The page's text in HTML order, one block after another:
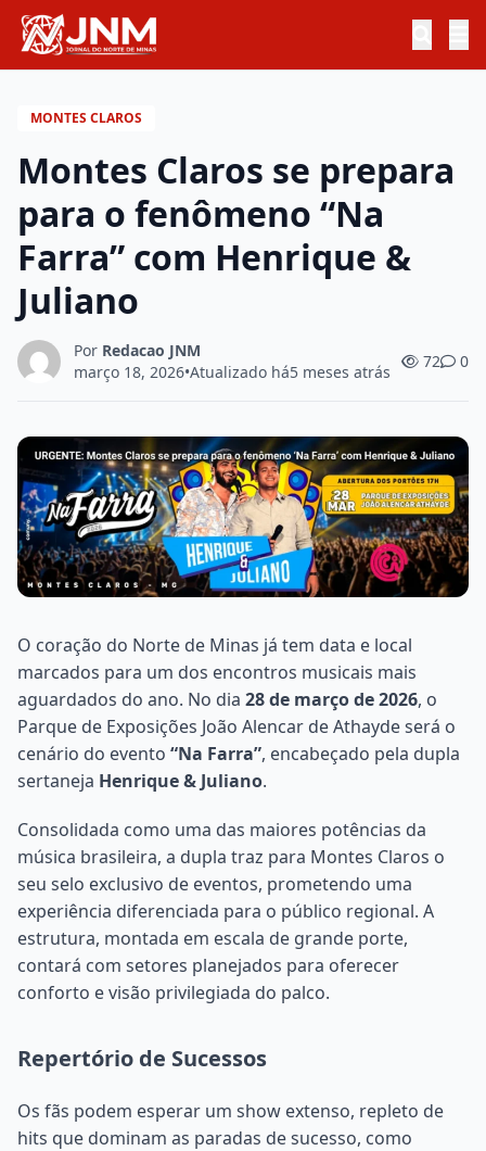
MONTES CLAROS
Montes Claros se prepara
para o fenômeno “Na
Farra” com Henrique &
Juliano
Por Redacao JNM
março 18, 2026•Atualizado há5 meses atrás
72 0
O coração do Norte de Minas já tem data e local
marcados para um dos encontros musicais mais
aguardados do ano. No dia 28 de março de 2026, o
Parque de Exposições João Alencar de Athayde será o
cenário do evento “Na Farra”, encabeçado pela dupla
sertaneja Henrique & Juliano.
Consolidada como uma das maiores potências da
música brasileira, a dupla traz para Montes Claros o
seu selo exclusivo de eventos, prometendo uma
experiência diferenciada para o público regional. A
estrutura, montada em escala de grande porte,
contará com setores planejados para oferecer
conforto e visão privilegiada do palco.
Repertório de Sucessos
Os fãs podem esperar um show extenso, repleto de
hits que dominam as paradas de sucesso, como